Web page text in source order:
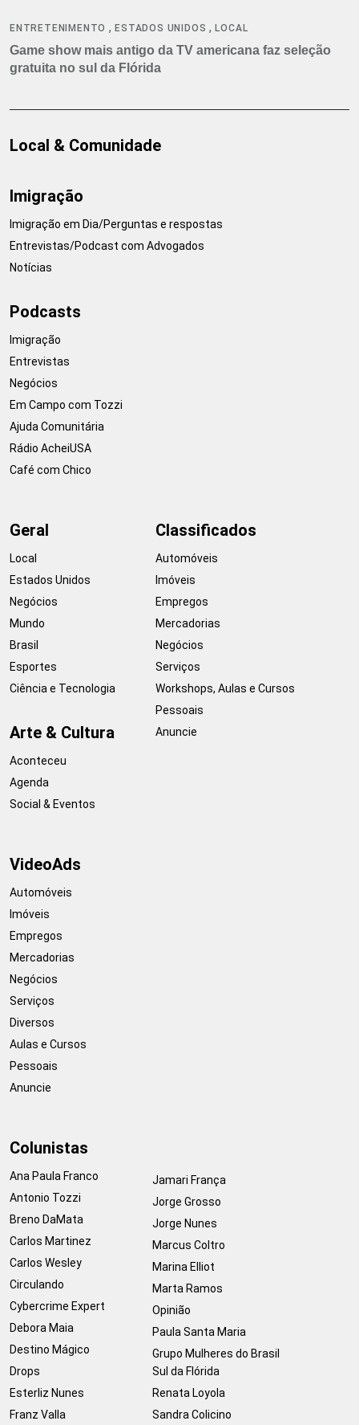
ENTRETENIMENTO ,ESTADOS UNIDOS ,LOCAL
Game show mais antigo da TV americana faz seleção
gratuita no sul da Flórida
Local & Comunidade
Imigração
Imigração em Dia/Perguntas e respostas
Entrevistas/Podcast com Advogados
Notícias
Podcasts
Imigração
Entrevistas
Negócios
Em Campo com Tozzi
Ajuda Comunitária
Rádio AcheiUSA
Café com Chico
Geral
Local
Estados Unidos
Negócios
Mundo
Brasil
Esportes
Ciência e Tecnologia
Arte & Cultura
Aconteceu
Agenda
Social & Eventos
Classificados
Automóveis
Imóveis
Empregos
Mercadorias
Negócios
Serviços
Workshops, Aulas e Cursos
Pessoais
Anuncie
VideoAds
Automóveis
Imóveis
Empregos
Mercadorias
Negócios
Serviços
Diversos
Aulas e Cursos
Pessoais
Anuncie
Colunistas
Ana Paula Franco
Antonio Tozzi
Breno DaMata
Carlos Martinez
Carlos Wesley
Circulando
Cybercrime Expert
Debora Maia
Destino Mágico
Drops
Esterliz Nunes
Franz Valla
Jamari França
Jorge Grosso
Jorge Nunes
Marcus Coltro
Marina Elliot
Marta Ramos
Opinião
Paula Santa Maria
Grupo Mulheres do Brasil
Sul da Flórida
Renata Loyola
Sandra Colicino